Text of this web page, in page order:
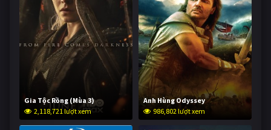
Gia Tộc Rồng (Mùa 3)
2,118,721 lượt xem
Anh Hùng Odyssey
986,802 lượt xem